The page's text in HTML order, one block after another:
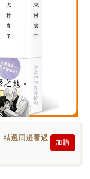
選周邊看過
加購